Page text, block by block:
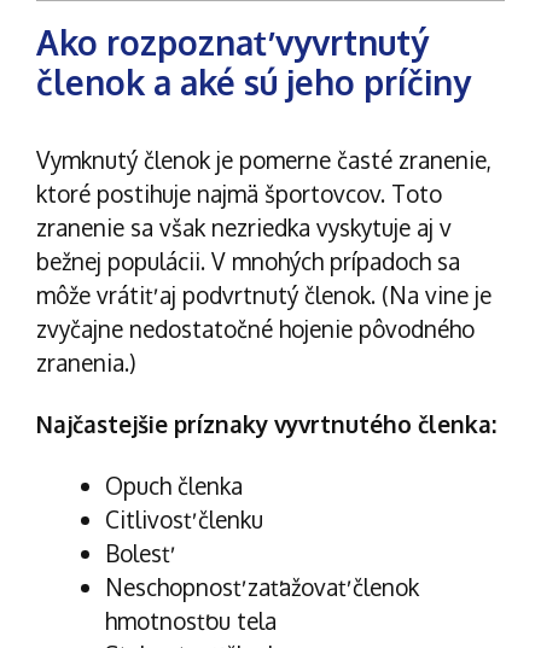
Ako rozpoznať vyvrtnutý
členok a aké sú jeho príčiny
Vymknutý členok je pomerne časté zranenie,
ktoré postihuje najmä športovcov. Toto
zranenie sa však nezriedka vyskytuje aj v
bežnej populácii. V mnohých prípadoch sa
môže vrátiť aj podvrtnutý členok. (Na vine je
zvyčajne nedostatočné hojenie pôvodného
zranenia.)
Najčastejšie príznaky vyvrtnutého členka:
Opuch členka
Citlivosť členku
Bolesť
Neschopnosť zaťažovať členok
hmotnosťou tela